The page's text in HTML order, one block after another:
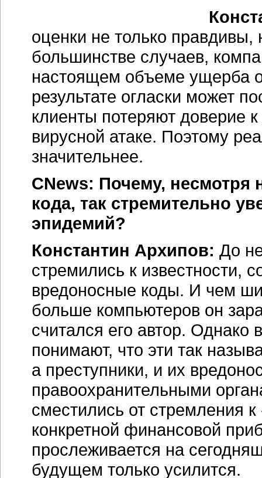
оценки не только
большинстве случаев,
настоящем объеме ущерба
результате огласки может
клиенты потеряют доверие
вирусной атаке. Поэтому
значительнее.
CNews: Почему, несмотря
кода, так стремительно
эпидемий?
Константин Архипов: До
стремились к известности,
вредоносные коды. И чем
больше компьютеров он
считался его автор. Однако
понимают, что эти так
а преступники, и их
правоохранительными
сместились от стремления
конкретной финансовой
прослеживается на
будущем только усилится.